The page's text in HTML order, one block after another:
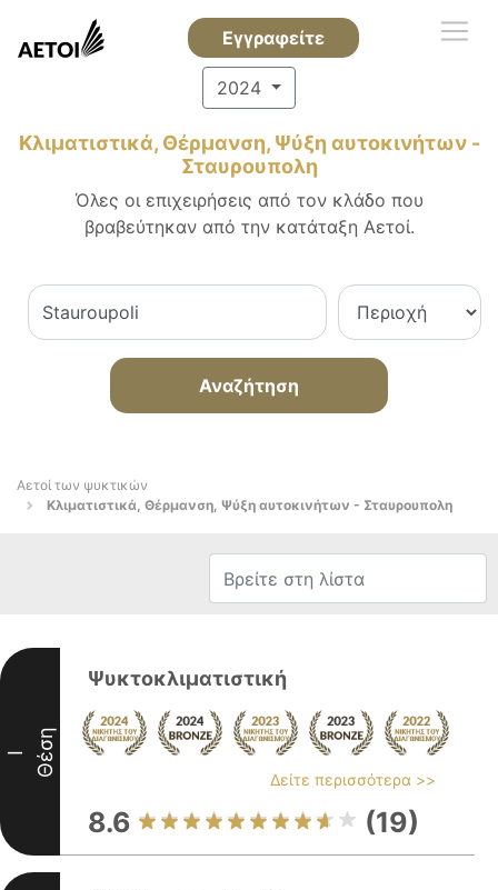
Εγγραφείτε
2024
Κλιματιστικά, Θέρμανση, Ψύξη αυτοκινήτων -
Σταυρουπολη
Όλες οι επιχειρήσεις από τον κλάδο που
βραβεύτηκαν από την κατάταξη Αετοί.
Αναζήτηση
Αετοί των ψυκτικών
Κλιματιστικά, Θέρμανση, Ψύξη αυτοκινήτων - Σταυρουπολη
I Θέση
Ψυκτοκλιματιστική
Δείτε περισσότερα >>
8.6 (19)